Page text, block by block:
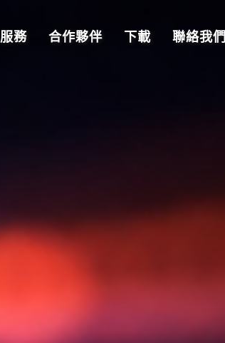
服務 合作夥伴 下載 聯絡我們